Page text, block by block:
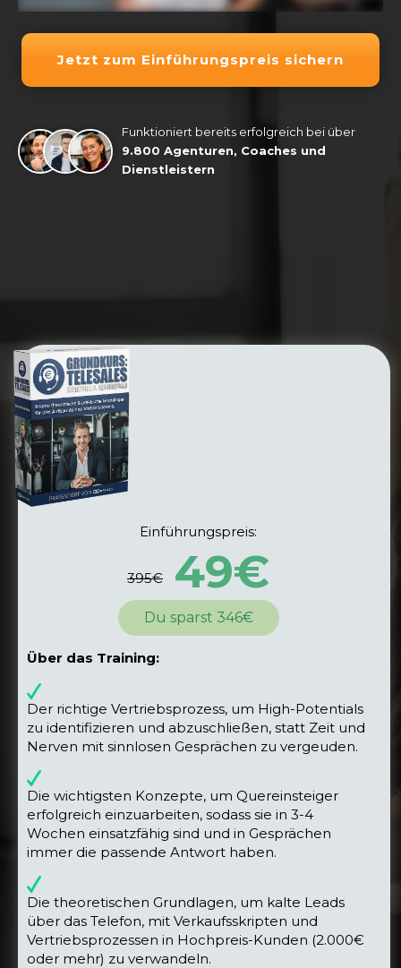
Jetzt zum Einführungspreis sichern
Funktioniert bereits erfolgreich bei über
9.800 Agenturen, Coaches und
Dienstleistern
Einführungspreis:
395€ 49€
Du sparst 346€
Über das Training:
Der richtige Vertriebsprozess, um High-Potentials
zu identifizieren und abzuschließen, statt Zeit und
Nerven mit sinnlosen Gesprächen zu vergeuden.
Die wichtigsten Konzepte, um Quereinsteiger
erfolgreich einzuarbeiten, sodass sie in 3-4
Wochen einsatzfähig sind und in Gesprächen
immer die passende Antwort haben.
Die theoretischen Grundlagen, um kalte Leads
über das Telefon, mit Verkaufsskripten und
Vertriebsprozessen in Hochpreis-Kunden (2.000€
oder mehr) zu verwandeln.